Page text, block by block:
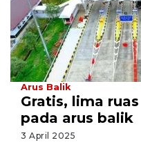
Arus Balik
Gratis, lima
pada arus balik
3 April 2025